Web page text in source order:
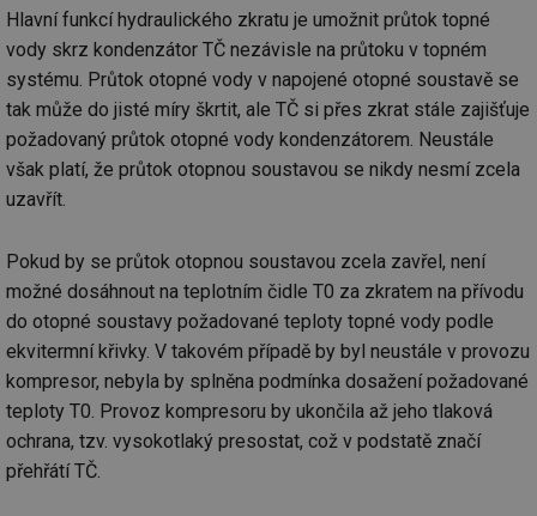
Hlavní funkcí hydraulického zkratu je umožnit průtok topné
vody skrz kondenzátor TČ nezávisle na průtoku v topném
systému. Průtok otopné vody v napojené otopné soustavě se
tak může do jisté míry škrtit, ale TČ si přes zkrat stále zajišťuje
požadovaný průtok otopné vody kondenzátorem. Neustále
však platí, že průtok otopnou soustavou se nikdy nesmí zcela
uzavřít.
Pokud by se průtok otopnou soustavou zcela zavřel, není
možné dosáhnout na teplotním čidle T0 za zkratem na přívodu
do otopné soustavy požadované teploty topné vody podle
ekvitermní křivky. V takovém případě by byl neustále v provozu
kompresor, nebyla by splněna podmínka dosažení požadované
teploty T0. Provoz kompresoru by ukončila až jeho tlaková
ochrana, tzv. vysokotlaký presostat, což v podstatě značí
přehřátí TČ.